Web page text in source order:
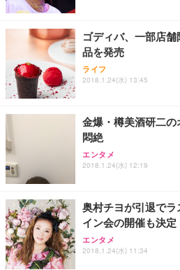
ゴディバ、一部店
品を発売
ライフ
2018.1.24(水) 13:45
金爆・樽美酒研二
悶絶
エンタメ
2018.1.24(水) 12:19
奥村チヨが引退で
イン会の開催も決定
エンタメ
2018.1.24(水) 11:34